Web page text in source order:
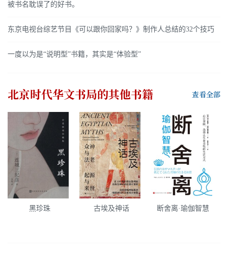
被书名耽误了的好书。
东京电视台综艺节目《可以跟你回家吗？》制作人总结的32个技巧
一度以为是“说明型”书籍，其实是“体验型”
北京时代华文书局的其他书籍 查看全部
黑珍珠 古埃及神话 断舍离·瑜伽智慧